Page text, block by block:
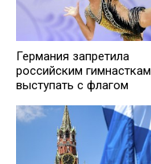
Германия запретила
российским гимнасткам
выступать с флагом